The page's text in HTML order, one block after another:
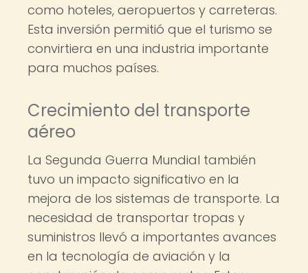
como hoteles, aeropuertos y carreteras.
Esta inversión permitió que el turismo se
convirtiera en una industria importante
para muchos países.
Crecimiento del transporte
aéreo
La Segunda Guerra Mundial también
tuvo un impacto significativo en la
mejora de los sistemas de transporte. La
necesidad de transportar tropas y
suministros llevó a importantes avances
en la tecnología de aviación y la